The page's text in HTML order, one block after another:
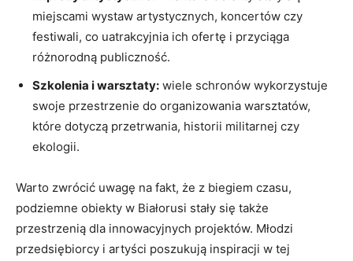
miejscami wystaw artystycznych, koncertów czy
festiwali, co uatrakcyjnia ⁤ich ofertę ​i przyciąga
różnorodną publiczność.
Szkolenia‍ i‌ warsztaty: wiele schronów wykorzystuje
⁢swoje ⁣przestrzenie do‍ organizowania warsztatów,
które dotyczą ⁣przetrwania, historii militarnej czy
ekologii.
Warto ‍zwrócić ​uwagę na‍ fakt, że z biegiem czasu,
podziemne obiekty w Białorusi‌ stały się​ także
przestrzenią dla innowacyjnych⁣ projektów. Młodzi
przedsiębiorcy​ i artyści poszukują ​inspiracji w tej